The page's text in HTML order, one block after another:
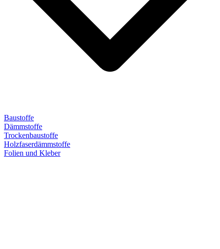
Baustoffe
Dämmstoffe
Trockenbaustoffe
Holzfaserdämmstoffe
Folien und Kleber